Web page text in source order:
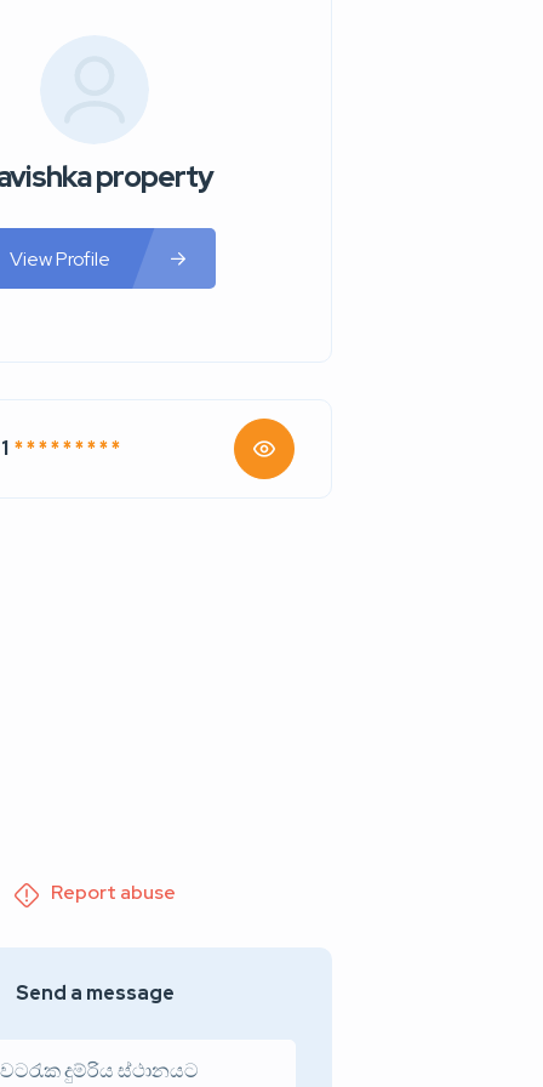
property
View Profile
* * * * * * * * *
Report abuse
Send a message